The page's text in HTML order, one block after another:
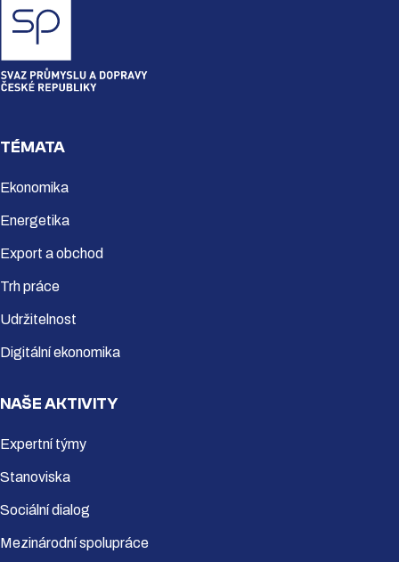
TÉMATA
Ekonomika
Energetika
Export a obchod
Trh práce
Udržitelnost
Digitální ekonomika
NAŠE AKTIVITY
Expertní týmy
Stanoviska
Sociální dialog
Mezinárodní spolupráce